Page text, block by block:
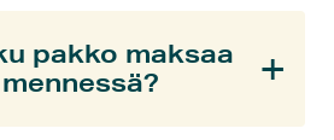
pakko maksaa